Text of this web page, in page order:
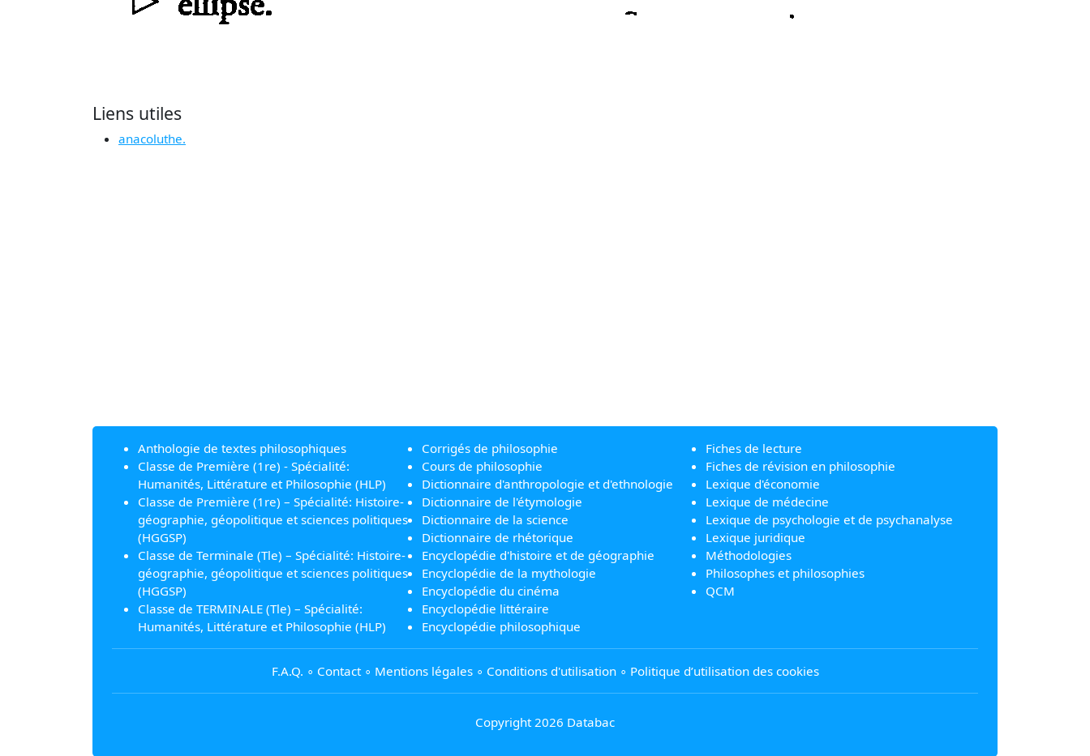
Liens utiles
anacoluthe.
Anthologie de textes philosophiques
Classe de Première (1re) - Spécialité:
Humanités, Littérature et Philosophie (HLP)
Classe de Première (1re) – Spécialité: Histoire-
géographie, géopolitique et sciences politiques
(HGGSP)
Classe de Terminale (Tle) – Spécialité: Histoire-
géographie, géopolitique et sciences politiques
(HGGSP)
Classe de TERMINALE (Tle) – Spécialité:
Humanités, Littérature et Philosophie (HLP)
Corrigés de philosophie
Cours de philosophie
Dictionnaire d'anthropologie et d'ethnologie
Dictionnaire de l'étymologie
Dictionnaire de la science
Dictionnaire de rhétorique
Encyclopédie d'histoire et de géographie
Encyclopédie de la mythologie
Encyclopédie du cinéma
Encyclopédie littéraire
Encyclopédie philosophique
Fiches de lecture
Fiches de révision en philosophie
Lexique d'économie
Lexique de médecine
Lexique de psychologie et de psychanalyse
Lexique juridique
Méthodologies
Philosophes et philosophies
QCM
F.A.Q. ∘ Contact∘ Mentions légales∘ Conditions d'utilisation∘ Politique d’utilisation des cookies
Copyright 2026 Databac